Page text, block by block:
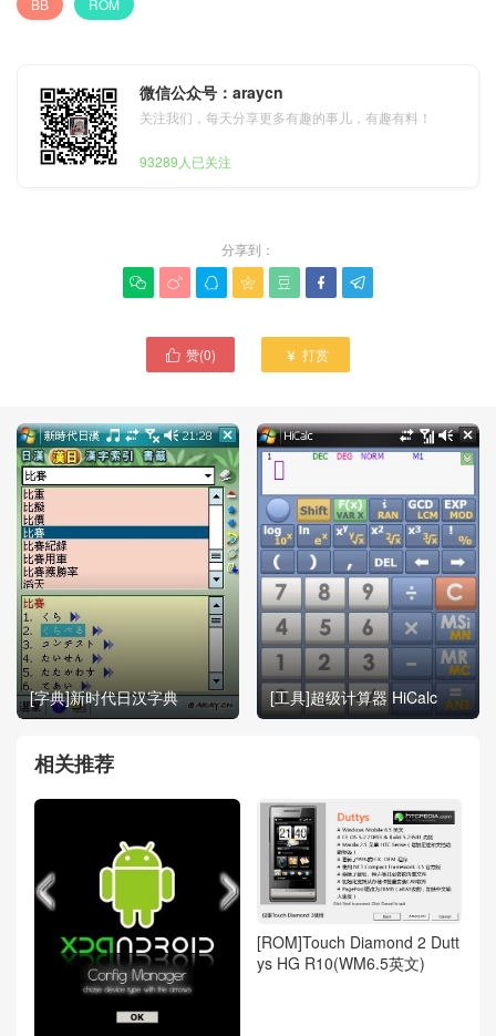
微信公众号：araycn
关注我们，每天分享更多有趣的事儿，有趣有料！
93289人已关注
分享到：
      
 赞(0)  打赏
[字典]新时代日汉字典 [工具]超级计算器 HiCalc
相关推荐
[ROM]Touch Diamond 2 Dutt
ys HG R10(WM6.5英文)